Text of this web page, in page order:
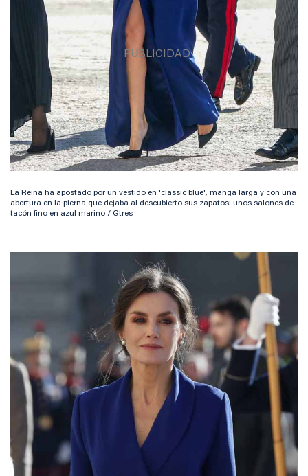
La Reina ha apostado por un vestido en 'classic blue', manga larga y con una
abertura en la pierna que dejaba al descubierto sus zapatos: unos salones de
tacón fino en azul marino / Gtres